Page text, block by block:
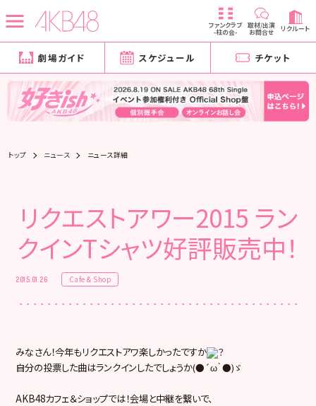
ファンクラブ
-柱の会-
取材/出演
お問合せ リクルート
劇場ガイド スケジュール チケット
トップ ニュース ニュース詳細
リクエストアワー2015 ラン
クインTシャツ好評販売中！
2015.01.26 Cafe & Shop
みなさん！今年もリクエストアワ楽しかったですか
？
自分の投票した曲はランクインしたでしょうか(●´ω｀●)ゞ
AKB48カフェ＆ショップでは！会場と中継を繋いで、